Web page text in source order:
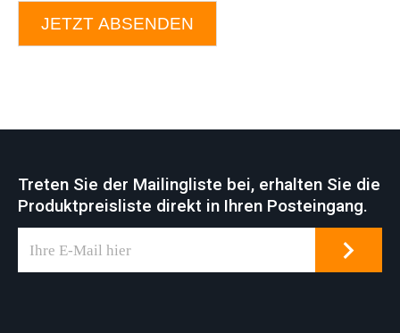
JETZT ABSENDEN
Treten Sie der Mailingliste bei, erhalten Sie die
Produktpreisliste direkt in Ihren Posteingang.